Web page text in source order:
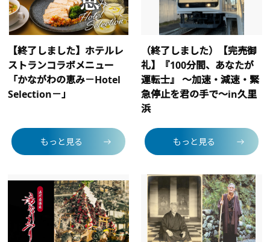
【終了しました】ホテルレ
ストランコラボメニュー
「かながわの恵み－Hotel
Selection－」
もっと見る
（終了しました）【完売御
礼】『100分間、あなたが
運転士』 〜加速・減速・緊
急停止を君の手で〜in久里
浜
もっと見る